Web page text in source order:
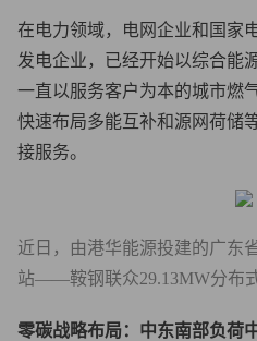
在电力领域，电网企业和国家
发电企业，已经开始以综合能
一直以服务客户为本的城市燃
快速布局多能互补和源网荷储
接服务。
近日，由港华能源投建的广东
站——鞍钢联众29.13MW分布
零碳战略布局：中东南部负荷